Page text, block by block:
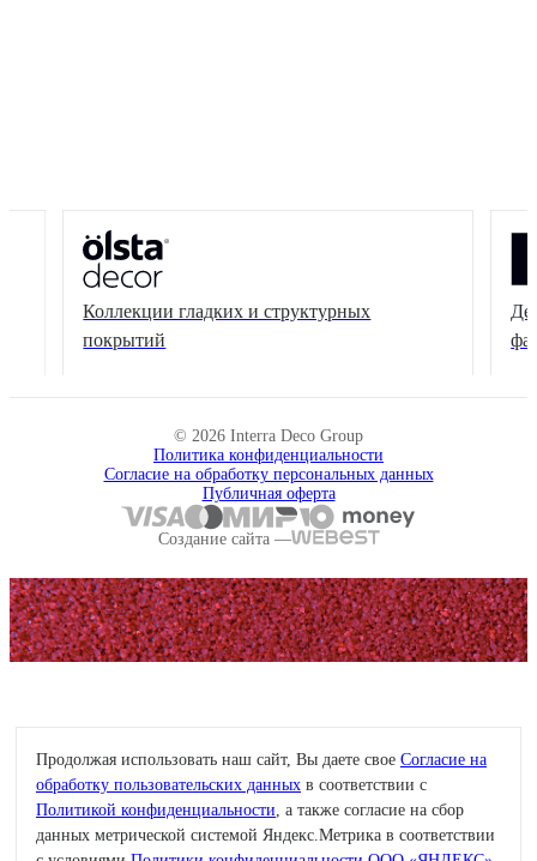
Коллекции гладких и структурных
покрытий
© 2026 Interra Deco Group
Политика конфиденциальности
Согласие на обработку персональных данных
Публичная оферта
Создание сайта —
Продолжая использовать наш сайт, Вы даете свое Согласие на
обработку пользовательских данных в соответствии с
Политикой конфиденциальности, а также согласие на сбор
данных метрической системой Яндекс.Метрика в соответствии